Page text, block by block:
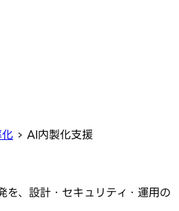
化 › AI内製化支援
を、設計・セキュリティ・運用の